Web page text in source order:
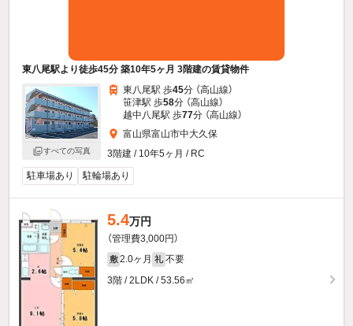
東八尾駅より徒歩45分 築10年5ヶ月 3階建の賃貸物件
すべての写真
東八尾駅 歩45分 （高山線）
笹津駅 歩58分 （高山線）
越中八尾駅 歩77分 （高山線）
富山県富山市中大久保
3階建 / 10年5ヶ月 / RC
駐車場あり
駐輪場あり
5.4万円
（管理費3,000円）
敷 2.0ヶ月 礼 不要
3階 / 2LDK / 53.56㎡